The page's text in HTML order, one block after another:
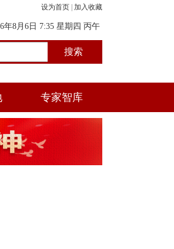
设为首页 加入收藏
年8月6日 7:35 星期四 丙午
) 五月初一 辰时
专家智库